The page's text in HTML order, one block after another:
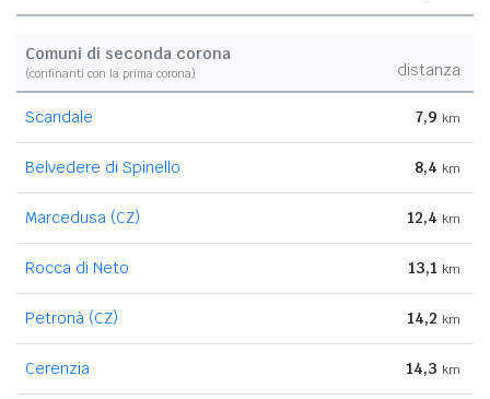
Comuni di seconda corona
(confinanti con la prima corona) distanza
Scandale 7,9 km
Belvedere di Spinello 8,4 km
Marcedusa (CZ) 12,4 km
Rocca di Neto 13,1 km
Petronà (CZ) 14,2 km
Cerenzia 14,3 km